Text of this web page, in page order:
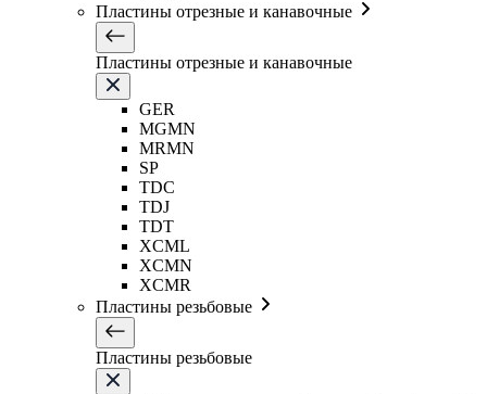
Пластины отрезные и канавочные
Пластины отрезные и канавочные
GER
MGMN
MRMN
SP
TDC
TDJ
TDT
XCML
XCMN
XCMR
Пластины резьбовые
Пластины резьбовые